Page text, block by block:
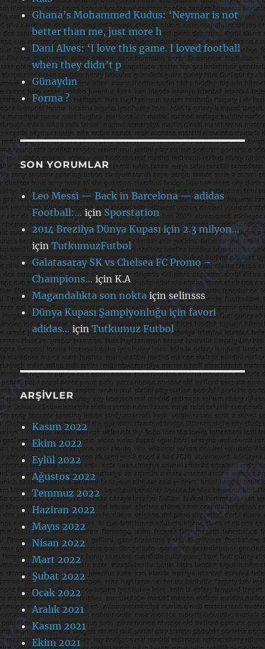
Ghana’s Mohammed Kudus: ‘Neymar is not
better than me, just more h
Dani Alves: ‘I love this game. I loved football
when they didn’t p
Günaydın
Forma ?
SON YORUMLAR
Leo Messi — Back in Barcelona — adidas
Football:…için Sporstation
2014 Brezilya Dünya Kupası için 2.3 milyon…
içinTutkumuzFutbol
Galatasaray SK vs Chelsea FC Promo –
Champions…içinK.A
Magandalıkta son noktaiçin selinsss
Dünya Kupası Şampiyonluğu için favori
adidas…içinTutkumuz Futbol
ARŞIVLER
Kasım 2022
Ekim 2022
Eylül 2022
Ağustos 2022
Temmuz 2022
Haziran 2022
Mayıs 2022
Nisan 2022
Mart 2022
Şubat 2022
Ocak 2022
Aralık 2021
Kasım 2021
Ekim 2021